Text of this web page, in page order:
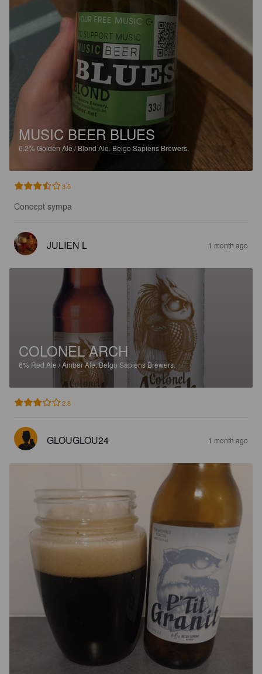
MUSIC BEER BLUES
6.2% Golden Ale / Blond Ale. Belgo Sapiens Brewers.
3.5
Concept sympa
JULIEN L 1 month ago
COLONEL ARCH
6% Red Ale / Amber Ale.Belgo Sapiens Brewers.
2.8
GLOUGLOU24 1 month ago